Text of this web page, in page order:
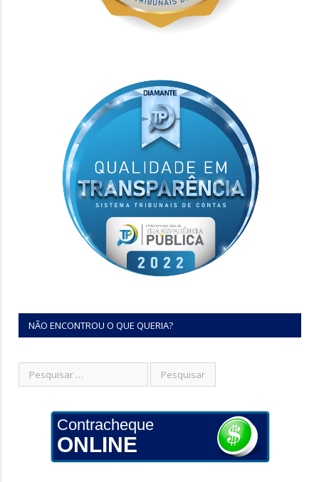
NÃO ENCONTROU O QUE QUERIA?
Contracheque
ONLINE